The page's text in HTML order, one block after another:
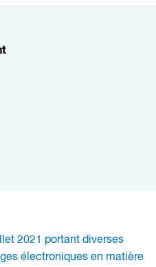
2021 portant diverses
électroniques en matière